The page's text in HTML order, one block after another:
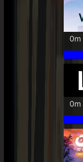
0m
0m